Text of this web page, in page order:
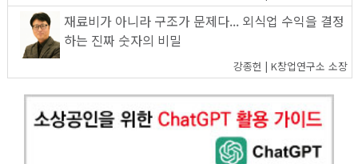
재료비가 아니라 구조가 문제다... 외식업 수익을 결정
하는 진짜 숫자의 비밀
강종헌 | K창업연구소 소장